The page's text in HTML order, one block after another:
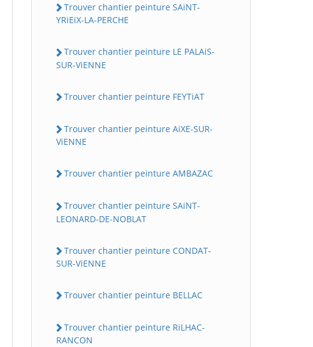
Trouver chantier peinture SAiNT-
YRiEiX-LA-PERCHE
Trouver chantier peinture LE PALAiS-
SUR-ViENNE
Trouver chantier peinture FEYTiAT
Trouver chantier peinture AiXE-SUR-
ViENNE
Trouver chantier peinture AMBAZAC
Trouver chantier peinture SAiNT-
LEONARD-DE-NOBLAT
Trouver chantier peinture CONDAT-
SUR-ViENNE
Trouver chantier peinture BELLAC
Trouver chantier peinture RiLHAC-
RANCON